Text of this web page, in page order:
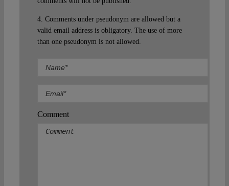
4. Comments under pseudonym are allowed but a
valid email address is obligatory. The use of more
than one pseudonym is not allowed.
Comment